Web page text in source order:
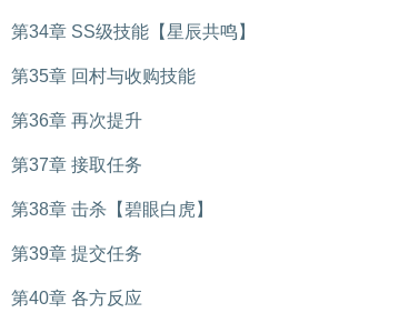
第34章 SS级技能【星辰共鸣】
第35章 回村与收购技能
第36章 再次提升
第37章 接取任务
第38章 击杀【碧眼白虎】
第39章 提交任务
第40章 各方反应